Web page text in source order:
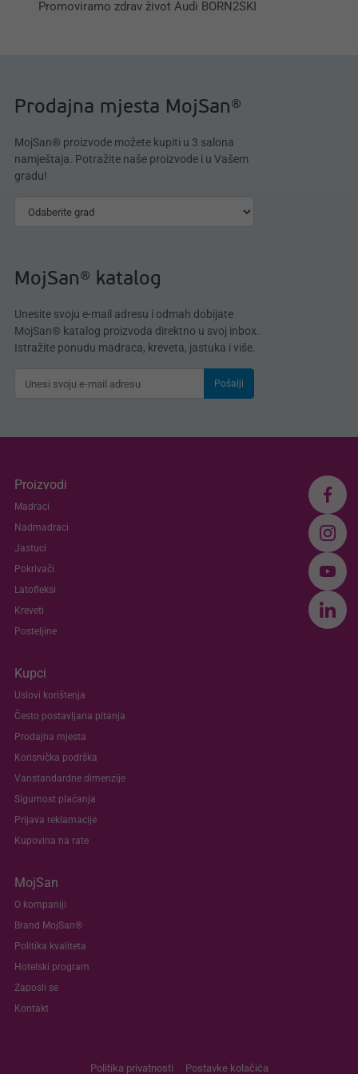
Promoviramo zdrav život Audi BORN2SKI
Prodajna mjesta MojSan®
MojSan® proizvode možete kupiti u 3 salona
namještaja. Potražite naše proizvode i u Vašem
gradu!
MojSan® katalog
Unesite svoju e-mail adresu i odmah dobijate
MojSan® katalog proizvoda direktno u svoj inbox.
Istražite ponudu madraca, kreveta, jastuka i više.
Pošalji
Proizvodi
Madraci
Nadmadraci
Jastuci
Pokrivači
Latofleksi
Kreveti
Posteljine
Kupci
Uslovi korištenja
Često postavljana pitanja
Prodajna mjesta
Korisnička podrška
Vanstandardne dimenzije
Sigurnost plaćanja
Prijava reklamacije
Kupovina na rate
MojSan
O kompaniji
Brand MojSan®
Politika kvaliteta
Hotelski program
Zaposli se
Kontakt
Politika privatnosti Postavke kolačića